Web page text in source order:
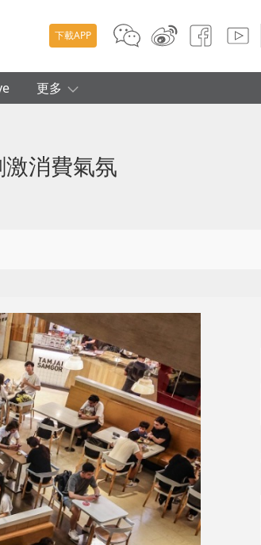
下載APP
更多
消費氣氛